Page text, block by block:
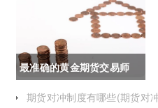
最准确的黄金期货交易师
(最准确的黄金期货交易师
期货对冲制度有哪些(期货对